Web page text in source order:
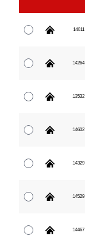
14611
14264
13532
14602
14329
14529
14467